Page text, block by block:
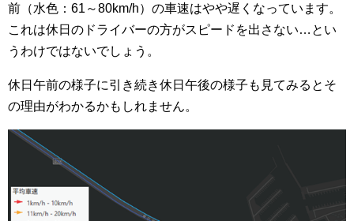
前（水色：61～80km/h）の車速はやや遅くなっています。
これは休日のドライバーの方がスピードを出さない…とい
うわけではないでしょう。
休日午前の様子に引き続き休日午後の様子も見てみるとそ
の理由がわかるかもしれません。